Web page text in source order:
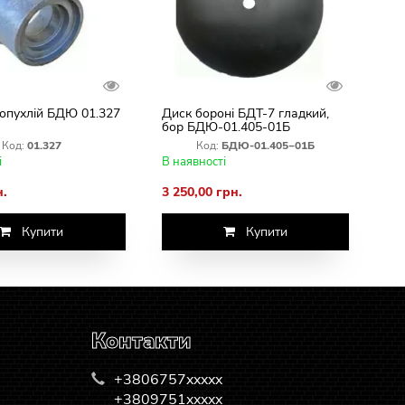
БДЮ 01.327
Код: 01.327
Купити
Диск бороні БДТ-7 гладкий,
бор БДЮ-01.405-01Б
Код: БДЮ-01.405‒01Б
В наявності
3 250,00 грн.
Купити
Контакти
+3806757xxxxx
+3809751xxxxx